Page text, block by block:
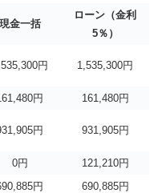
現金一括
ローン（金利
5％）
円 1,535,300円
円
161,480円
円 931,905円
0円
121,210円
円
690,885円